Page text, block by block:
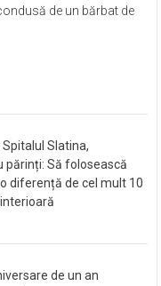
de un bărbat de
Slatina,
părinți: Să folosească
diferență de cel mult 10
de un an